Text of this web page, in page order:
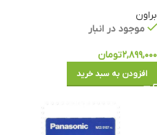
براون
موجود در انبار
۲,۸۹۹,۰۰۰تومان
افزودن به سبد خرید